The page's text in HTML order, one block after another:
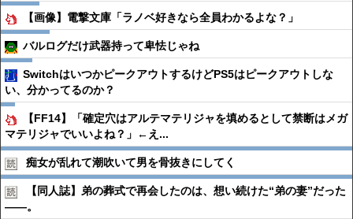
【画像】電撃文庫「ラノベ好きなら全員わかるよな？」
バルログだけ武器持って卑怯じゃね
SwitchはいつかピークアウトするけどPS5はピークアウトしな
い、分かってるのか？
【FF14】「確定穴はアルテマテリジャを填めるとして禁断はメガ
マテリジャでいいよね？」←え...
痴女が乱れて潮吹いて男を骨抜きにしてく
【同人誌】弟の葬式で再会したのは、想い続けた“弟の妻”だった
――。